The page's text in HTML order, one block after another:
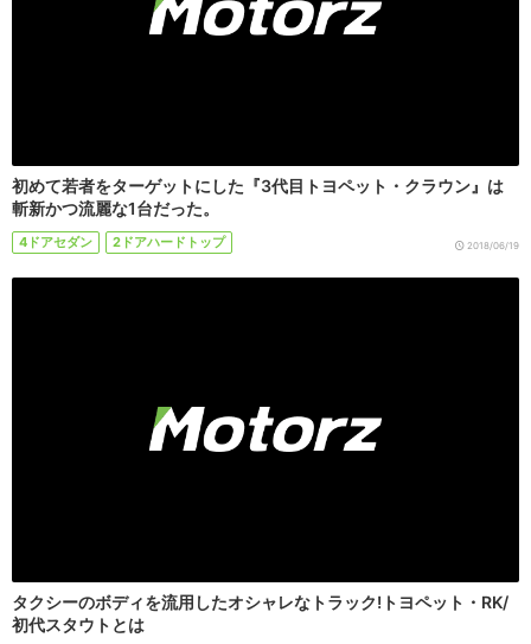
初めて若者をターゲットにした『3代目トヨペット・クラウン』は
斬新かつ流麗な1台だった。
4ドアセダン 2ドアハードトップ 2018/06/19
タクシーのボディを流用したオシャレなトラック!トヨペット・RK/
初代スタウトとは